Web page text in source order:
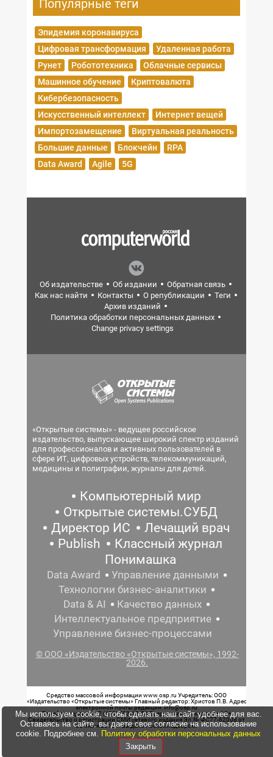
Популярные теги
Эпидемия коронавируса
Цифровая трансформация
Удаленная работа
Рунет
Робототехника
Облачные сервисы
Машинное обучение
Криптовалюта
Кибербезопасность
Искусственный интеллект
Интернет вещей
Импортозамещение
Виртуальная реальность
Большие данные
Блокчейн
RPA
Data Award
Agile 5G
Об издательстве Об издании
Обратная связь
Как нас найти
Контакты О републикации
Теги
Архив изданий
Политика обработки персональных данных
Change privacy settings
«Открытые системы» - ведущее российское
издательство, выпускающее широкий спектр изданий
для профессионалов и активных пользователей в
сфере ИТ, цифровых устройств, телекоммуникаций,
медицины и полиграфии, журналы для детей.
Компьютерный мир
Открытые системы.СУБД
Директор ИС
Лечащий врач
Publish
Классный журнал
Понимашка
Data Award
Управление данными
Технологии бизнес-аналитики
Data & AI
Качество данных
Интеллектуальное предприятие
Управление бизнес-процессами
© ООО «Издательство «Открытые системы», 1992-
2026.
Средство массовой информации www.osp.ru Учредитель: ООО
«Издательство «Открытые системы» Главный редактор: Христов П.В. Адрес
электронной почты редакции: info@osp.ru
Телефон редакции: 7 (499) 703-18-54 Возрастная маркировка: 12+
Свидетельство о регистрации СМИ сетевого издания Эл.№ ФС77-62008 от
05 июня 2015 г. выдано Роскомнадзором.
Мы используем cookie, чтобы сделать наш сайт удобнее для вас.
Оставаясь на сайте, вы даете свое согласие на использование
cookie. Подробнее см. Политику обработки персональных данных
Закрыть